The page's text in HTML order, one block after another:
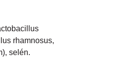
rhamnosus,
selén.